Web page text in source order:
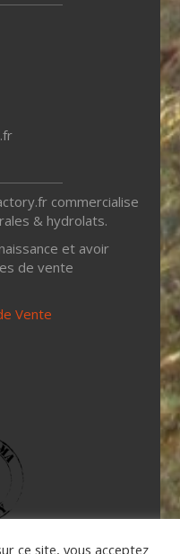
commercialise
& hydrolats.
et avoir
de vente
Vente
et onguents –
ce site, vous acceptez